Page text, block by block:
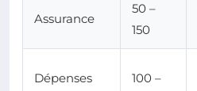
Assurance
50 –
150
Dépenses
100 –